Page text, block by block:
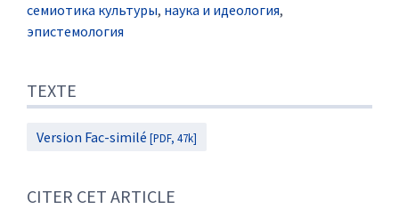
семиотика культуры, наука и идеология,
эпистемология
TEXTE
Version Fac-similé [PDF, 47k]
CITER CET ARTICLE